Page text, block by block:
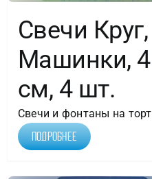
Свечи Круг,
Машинки, 4
см, 4 шт.
Свечи и фонтаны на торт
Подробнее